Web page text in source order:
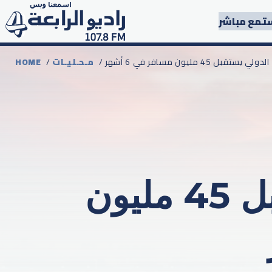
مباشر
HOME /مـحـليـات 45 مليون مسافر في 6 أشهر
نجاح ساحق.. دبي الدولي يستقبل 45 مليون